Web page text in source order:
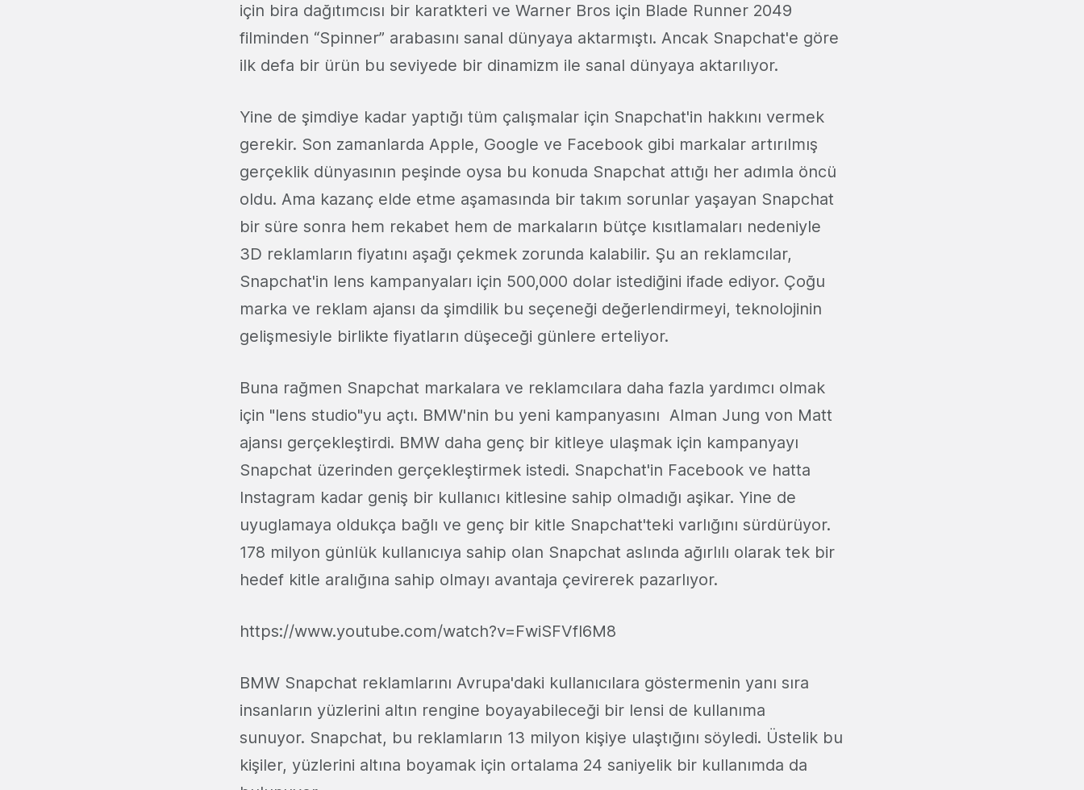
için bira dağıtımcısı bir karatkteri ve Warner Bros için Blade Runner 2049
filminden “Spinner” arabasını sanal dünyaya aktarmıştı. Ancak Snapchat'e göre
ilk defa bir ürün bu seviyede bir dinamizm ile sanal dünyaya aktarılıyor.
Yine de şimdiye kadar yaptığı tüm çalışmalar için Snapchat'in hakkını vermek
gerekir. Son zamanlarda Apple, Google ve Facebook gibi markalar artırılmış
gerçeklik dünyasının peşinde oysa bu konuda Snapchat attığı her adımla öncü
oldu. Ama kazanç elde etme aşamasında bir takım sorunlar yaşayan Snapchat
bir süre sonra hem rekabet hem de markaların bütçe kısıtlamaları nedeniyle
3D reklamların fiyatını aşağı çekmek zorunda kalabilir. Şu an reklamcılar,
Snapchat'in lens kampanyaları için 500,000 dolar istediğini ifade ediyor. Çoğu
marka ve reklam ajansı da şimdilik bu seçeneği değerlendirmeyi, teknolojinin
gelişmesiyle birlikte fiyatların düşeceği günlere erteliyor.
Buna rağmen Snapchat markalara ve reklamcılara daha fazla yardımcı olmak
için "lens studio"yu açtı. BMW'nin bu yeni kampanyasını Alman Jung von Matt
ajansı gerçekleştirdi. BMW daha genç bir kitleye ulaşmak için kampanyayı
Snapchat üzerinden gerçekleştirmek istedi. Snapchat'in Facebook ve hatta
Instagram kadar geniş bir kullanıcı kitlesine sahip olmadığı aşikar. Yine de
uyuglamaya oldukça bağlı ve genç bir kitle Snapchat'teki varlığını sürdürüyor.
178 milyon günlük kullanıcıya sahip olan Snapchat aslında ağırlılı olarak tek bir
hedef kitle aralığına sahip olmayı avantaja çevirerek pazarlıyor.
https://www.youtube.com/watch?v=FwiSFVfI6M8
BMW Snapchat reklamlarını Avrupa'daki kullanıcılara göstermenin yanı sıra
insanların yüzlerini altın rengine boyayabileceği bir lensi de kullanıma
sunuyor. Snapchat, bu reklamların 13 milyon kişiye ulaştığını söyledi. Üstelik bu
kişiler, yüzlerini altına boyamak için ortalama 24 saniyelik bir kullanımda da